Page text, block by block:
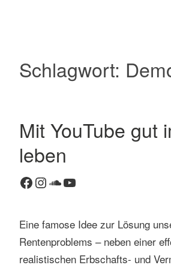
Schlagwort:
Mit YouTube gut
leben
Facebook
Instagram
SoundCloud
YouTube
Eine famose Idee zur Lösung
Rentenproblems – neben einer
realistischen Erbschafts- und
K
t
a
r